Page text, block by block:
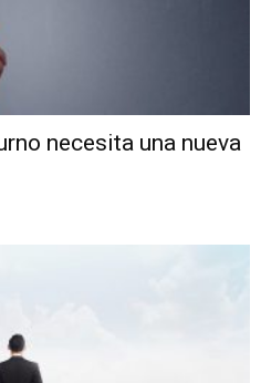
necesita una nueva